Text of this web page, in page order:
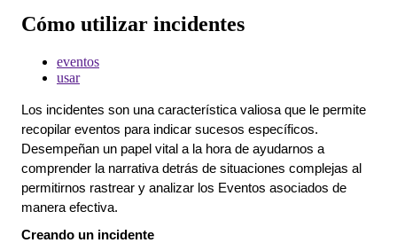
Cómo utilizar incidentes
eventos
usar
Los incidentes son una característica valiosa que le permite
recopilar eventos para indicar sucesos específicos.
Desempeñan un papel vital a la hora de ayudarnos a
comprender la narrativa detrás de situaciones complejas al
permitirnos rastrear y analizar los Eventos asociados de
manera efectiva.
Creando un incidente